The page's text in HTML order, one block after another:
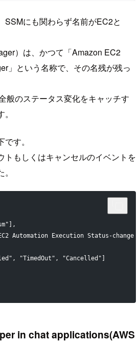
SSMにも関わらず名前がEC2と
）は、かつて「Amazon EC2
」という名称で、その名残が残っ
般のステータス変化をキャッチす
す。
トもしくはキャンセルのイベントを
Automation Execution Status-change
"TimedOut", "Cancelled"]
in chat applications(AWS